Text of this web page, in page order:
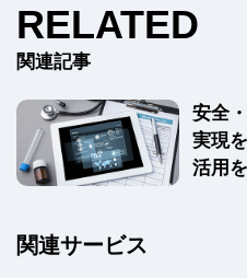
RELATED
関連記事
安全
実現
活用
関連サービス